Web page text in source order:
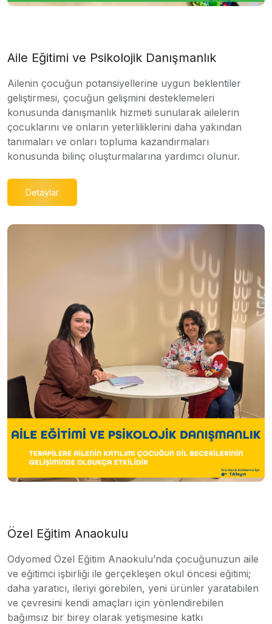
Aile Eğitimi ve Psikolojik Danışmanlık
Ailenin çocuğun potansiyellerine uygun beklentiler
geliştirmesi, çocuğun gelişmini desteklemeleri
konusunda danışmanlık hizmeti sunularak ailelerin
çocuklarını ve onların yeterliliklerini daha yakından
tanımaları ve onları topluma kazandırmaları
konusunda bilinç oluşturmalarına yardımcı olunur.
Detaylar
Özel Eğitim Anaokulu
Odyomed Özel Eğitim Anaokulu’nda çocuğunuzun aile
ve eğitimci işbirliği ile gerçekleşen okul öncesi eğitimi;
daha yaratıcı, ileriyi görebilen, yeni ürünler yaratabilen
ve çevresini kendi amaçları için yönlendirebilen
bağımsız bir birey olarak yetişmesine katkı